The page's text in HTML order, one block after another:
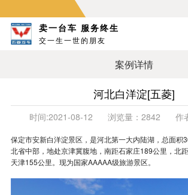
卖一台车 服务终生
交一生一世的朋友
案例详情
河北白洋淀[五菱]
时间:2021-08-12 浏览量： 2842 作
保定市安新白洋淀景区，是河北第一大内陆湖，总面积
北省中部，地处京津冀腹地，南距石家庄189公里，北
天津155公里。现为国家AAAAA级旅游景区。